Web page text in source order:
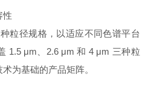
性
粒径规格，以适应不同色谱平台
1.5 μm、2.6 μm 和 4 μm 三种粒
为基础的产品矩阵。